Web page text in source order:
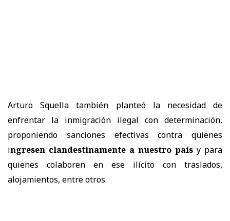
Arturo Squella también planteó la necesidad de
enfrentar la inmigración ilegal con determinación,
proponiendo sanciones efectivas contra quienes
ingresen clandestinamente a nuestro país y para
quienes colaboren en ese ilícito con traslados,
alojamientos, entre otros.